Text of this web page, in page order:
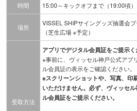
時間 15:00～キックオフまで（19:00頃）
場所
VISSEL SHIPサイングッズ抽選会ブ
（芝生広場 ※予定）
受取方法
アプリでデジタル会員証をご提示く
※事前に、ヴィッセル神戸公式アプ
ル会員証の表示をご確認ください。
※スクリーンショットや、写真、印
いただけません。必ず、ヴィッセ
ル会員証をご提示ください。